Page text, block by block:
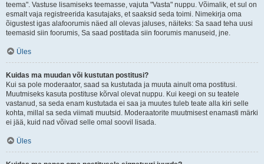
teema". Vastuse lisamiseks teemasse, vajuta "Vasta" nuppu. Võimalik, et sul on
esmalt vaja registreerida kasutajaks, et saaksid seda toimi. Nimekirja oma
õigustest igas alafoorumis näed all olevas jaluses, näiteks: Sa saad teha uusi
teemasid siin foorumis, Sa saad postitada siin foorumis manuseid, jne.
Üles
Kuidas ma muudan või kustutan postitusi?
Kui sa pole moderaator, saad sa kustutada ja muuta ainult oma postitusi.
Muutmiseks kasuta postituse kõrval olevat nuppu. Kui keegi on su teatele
vastanud, sa seda enam kustutada ei saa ja muutes tuleb teate alla kiri selle
kohta, millal sa seda viimati muutsid. Moderaatorite muutmisest enamasti märki
ei jää, kuid nad võivad selle omal soovil lisada.
Üles